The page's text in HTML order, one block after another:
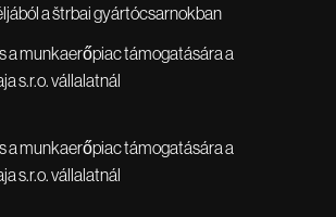
a štrbai gyártócsarnokban
a munkaerőpiac támogatására a
s.r.o. vállalatnál
a munkaerőpiac támogatására a
s.r.o. vállalatnál